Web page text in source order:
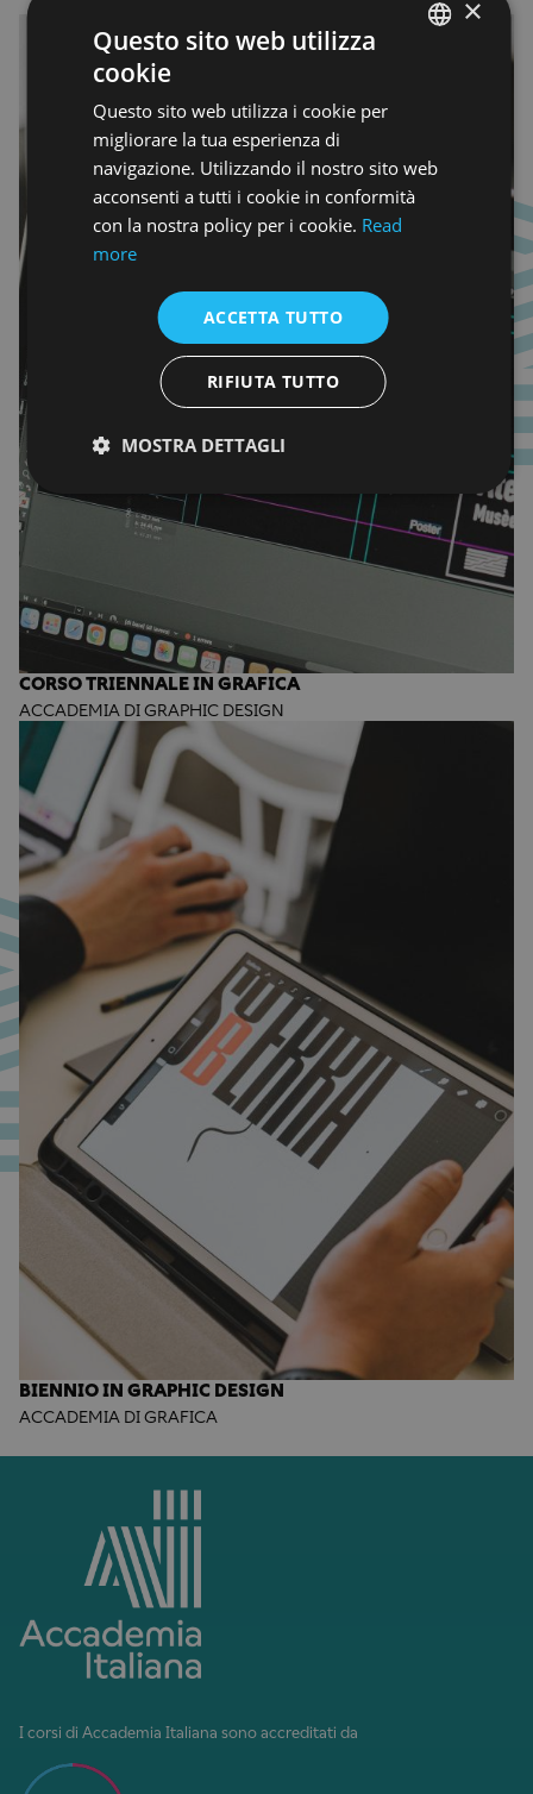
CORSO TRIENNALE IN GRAFICA
ACCADEMIA DI GRAPHIC DESIGN
BIENNIO IN GRAPHIC DESIGN
ACCADEMIA DI GRAFICA
I corsi di Accademia Italiana sono accreditati da
×
Questo sito web utilizza
cookie
Questo sito web utilizza i cookie per
migliorare la tua esperienza di
navigazione. Utilizzando il nostro sito web
acconsenti a tutti i cookie in conformità
con la nostra policy per i cookie. Read
more
ACCETTA TUTTO
RIFIUTA TUTTO
MOSTRA DETTAGLI